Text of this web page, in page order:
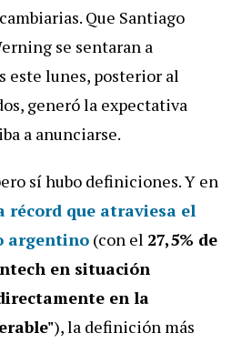
Que Santiago
se sentaran a
este lunes, posterior al
generó la expectativa
a anunciarse.
sí hubo definiciones. Y en
récord que atraviesa el
argentino (con el 27,5% de
en situación
en la
), la definición más